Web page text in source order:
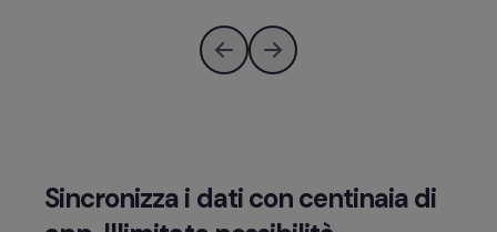
Sincronizza i dati con centinaia di